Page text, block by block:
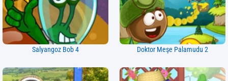
Salyangoz Bob 4 Doktor Meşe Palamudu 2